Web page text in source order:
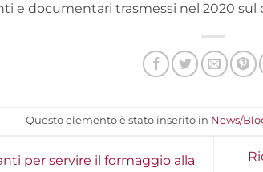
e documentari trasmessi nel 2020 sul
Questo elemento è stato inserito in News/
per servire il formaggio alla